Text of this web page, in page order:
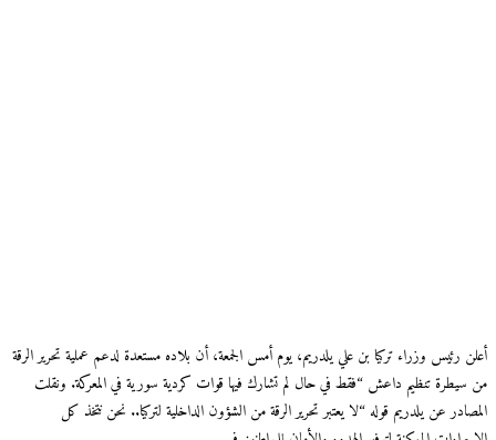
أعلن رئيس وزراء تركيا بن علي يلدريم، يوم أمس الجمعة، أن بلاده مستعدة لدعم عملية تحرير الرقة
من سيطرة تنظيم داعش “فقط في حال لم تشارك فيها قوات كردية سورية في المعركة. ونقلت
المصادر عن يلدريم قوله “لا يعتبر تحرير الرقة من الشؤون الداخلية لتركيا.. نحن نتخذ كل